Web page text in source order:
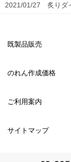
2021/01/27 炙りダ
既製品販売
のれん作成価格
ご利用案内
サイトマップ